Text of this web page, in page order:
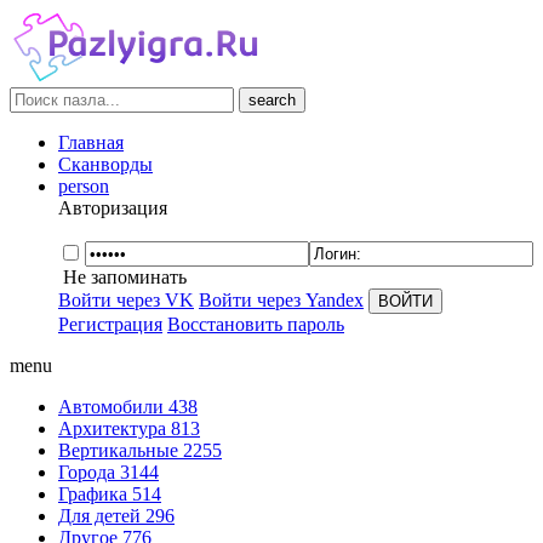
search
Главная
Сканворды
person
Авторизация
Не запоминать
Войти через VK Войти через Yandex
Регистрация Восстановить пароль
menu
Автомобили 438
Архитектура 813
Вертикальные 2255
Города 3144
Графика 514
Для детей 296
Другое 776